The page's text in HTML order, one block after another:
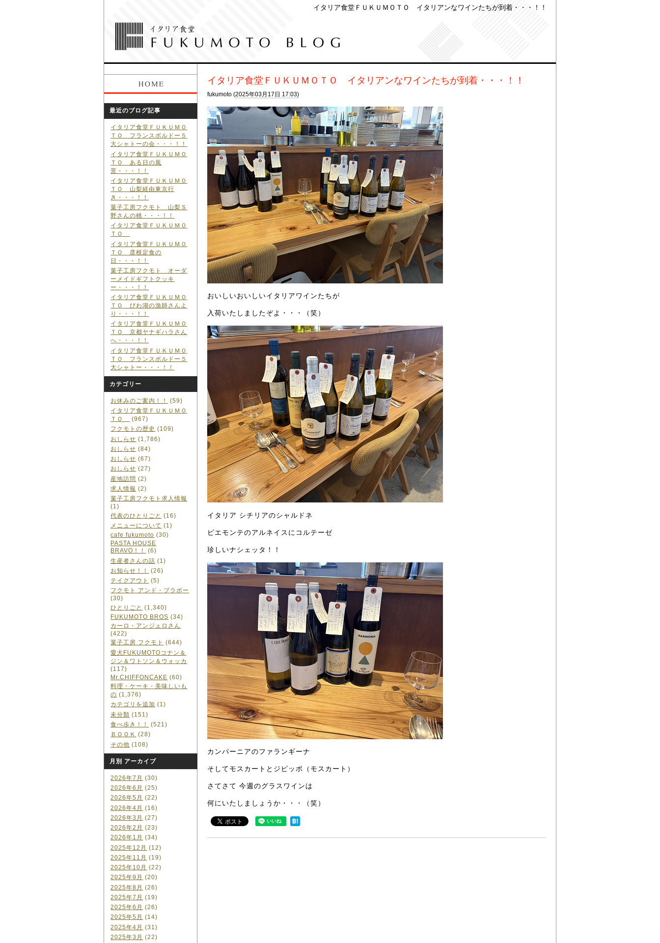
イタリア食堂ＦＵＫＵＭＯＴＯ イタリアンなワインたちが到着・・・！！
イタリア食堂ＦＵＫＵＭＯＴＯ イタリアンなワインたちが到着・・・！！
fukumoto (2025年03月17日 17:03)
おいしいおいしいイタリアワインたちが
入荷いたしましたぞよ・・・（笑）
イタリア シチリアのシャルドネ
ピエモンテのアルネイスにコルテーゼ
珍しいナシェッタ！！
カンパーニアのファランギーナ
そしてモスカートとジビッポ（モスカート）
さてさて 今週のグラスワインは
何にいたしましょうか・・・（笑）
最近のブログ記事
イタリア食堂ＦＵＫＵＭＯ
ＴＯ フランスボルドー５
大シャトーの会・・・！！
イタリア食堂ＦＵＫＵＭＯ
ＴＯ ある日の風
景・・・！！
イタリア食堂ＦＵＫＵＭＯ
ＴＯ 山梨経由東京行
き・・・！！
菓子工房フクモト 山梨Ｓ
野さんの桃・・・！！
イタリア食堂ＦＵＫＵＭＯ
ＴＯ
イタリア食堂ＦＵＫＵＭＯ
ＴＯ 彦根定食の
日・・・！！
菓子工房フクモト オーダ
ーメイドギフトクッキ
ー・・・！！
イタリア食堂ＦＵＫＵＭＯ
ＴＯ びわ湖の漁師さんよ
り・・・！！
イタリア食堂ＦＵＫＵＭＯ
ＴＯ 京都ヤナギハラさん
へ・・・！！
イタリア食堂ＦＵＫＵＭＯ
ＴＯ フランスボルドー５
大シャトー・・・！！
カテゴリー
お休みのご案内！！
(59)
イタリア食堂ＦＵＫＵＭＯ
ＴＯ
(967)
フクモトの歴史 (109)
おしらせ (1,786)
おしらせ (84)
おしらせ (67)
おしらせ (27)
産地訪問 (2)
求人情報 (2)
菓子工房フクモト求人情報
(1)
代表のひとりごと (16)
メニューについて (1)
cafe fukumoto (30)
PASTA HOUSE
BRAVO！！
(6)
生産者さんの話 (1)
お知らせ！！
(26)
テイクアウト (5)
フクモト アンド・ブラボー
(30)
ひとりごと (1,340)
FUKUMOTO BROS (34)
カーロ・アンジェロさん
(422)
菓子工房 フクモト (644)
愛犬FUKUMOTOコナン＆
ジン＆ワトソン＆ウォッカ
(117)
Mr.CHIFFONCAKE (60)
料理・ケーキ・美味しいも
の (1,376)
カテゴリを追加 (1)
未分類 (151)
食べ歩き！！
(521)
ＢＯＯＫ (28)
その他 (108)
月別 アーカイブ
2026年7月 (30)
2026年6月 (25)
2026年5月 (22)
2026年4月 (16)
2026年3月 (27)
2026年2月 (23)
2026年1月 (34)
2025年12月 (12)
2025年11月 (19)
2025年10月 (22)
2025年9月 (20)
2025年8月 (26)
2025年7月 (19)
2025年6月 (26)
2025年5月 (14)
2025年4月 (31)
2025年3月 (22)